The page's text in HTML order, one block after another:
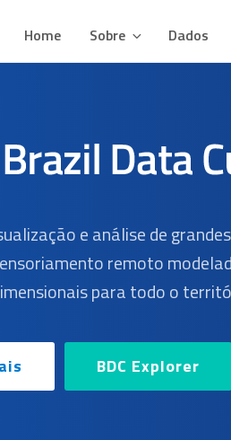
DATA
e Visualização de Grandes
Home Sobre Dados
e análise de
remoto
para todo o
BDC Explorer